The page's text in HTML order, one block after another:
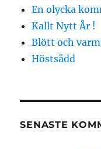
En olycka
Kallt Nytt År !
Blött och
Höstsådd
SENASTE